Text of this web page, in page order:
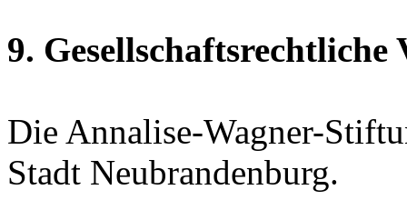
9.
Die Annalise-Wagner-
Stadt Neubrandenburg.